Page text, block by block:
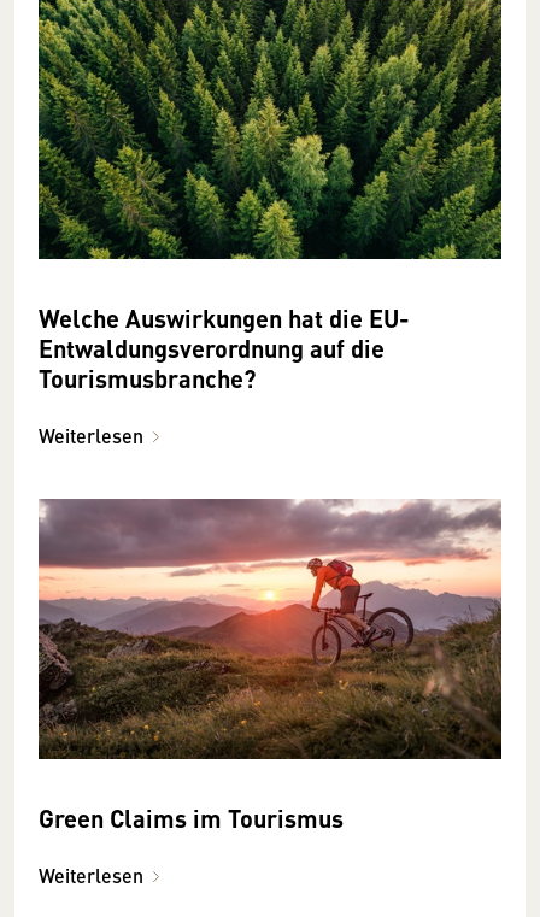
Welche Auswirkungen hat die EU-
Entwaldungsverordnung auf die
Tourismusbranche?
Weiterlesen
Green Claims im Tourismus
Weiterlesen